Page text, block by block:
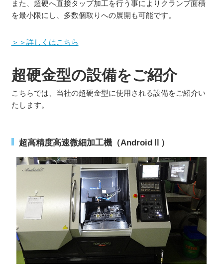
また、超硬へ直接タップ加工を行う事によりクランプ面積
を最小限にし、多数個取りへの展開も可能です。
＞＞詳しくはこちら
超硬金型の設備をご紹介
こちらでは、当社の超硬金型に使用される設備をご紹介い
たします。
超高精度高速微細加工機（AndroidⅡ）